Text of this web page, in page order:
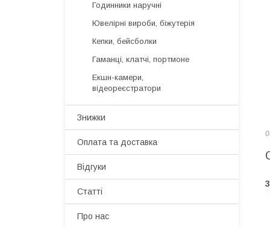
Годинники наручні
Ювелірні вироби, біжутерія
Кепки, бейсболки
Гаманці, клатчі, портмоне
Екшн-камери,
відеореєстратори
Знижки
Оплата та доставка
Відгуки
Статті
Про нас